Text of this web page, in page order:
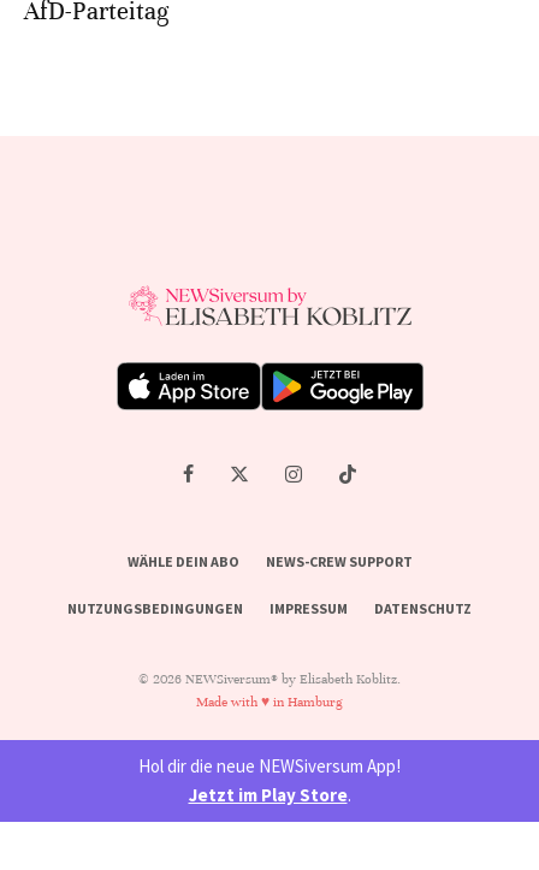
AfD-Parteitag
WÄHLE DEIN ABO NEWS-CREW SUPPORT
NUTZUNGSBEDINGUNGEN IMPRESSUM DATENSCHUTZ
© 2026 NEWSiversum® by Elisabeth Koblitz.
Made with ♥ in Hamburg
Hol dir die neue NEWSiversum App!
Jetzt im Play Store.